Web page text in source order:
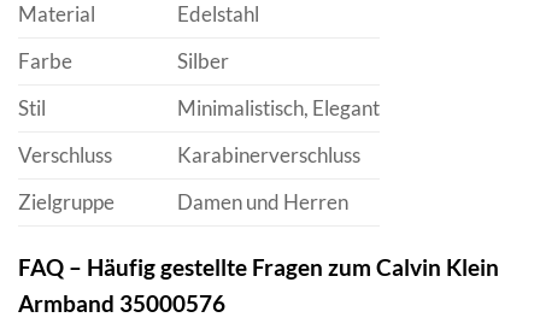
Material
Edelstahl
Farbe
Silber
Stil
Minimalistisch, Elegant
Verschluss
Karabinerverschluss
Zielgruppe
Damen und Herren
FAQ – Häufig gestellte Fragen zum Calvin Klein
Armband 35000576